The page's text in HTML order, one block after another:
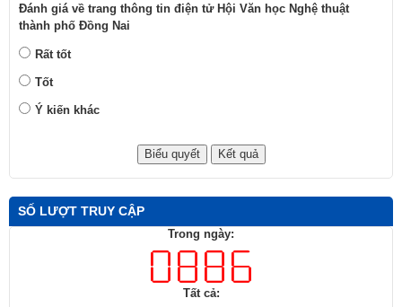
Đánh giá về trang thông tin điện tử Hội Văn học Nghệ thuật
thành phố Đồng Nai
Rất tốt
Tốt
Ý kiến khác
SỐ LƯỢT TRUY CẬP
Trong ngày:
Tất cả: